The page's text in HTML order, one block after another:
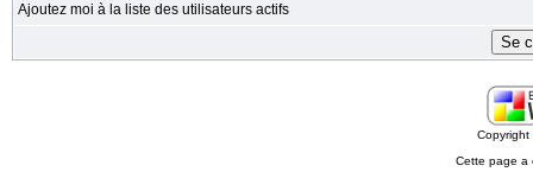
Ajoutez moi à la liste des utilisateurs actifs
Cette page a